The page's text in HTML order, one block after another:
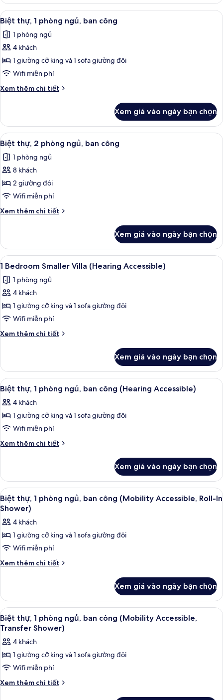
công
thự,
2
phòng
ngủ,
ban
Xem
tất
cả
ảnh
Biệt
thự,
1
phòng
ban
công
TV màn hình phẳng, đầu đĩa DVD,
7
Biệt thự, 1 phòng ngủ, ban công
1 phòng ngủ
4 khách
1 giường cỡ king và 1 sofa giường đôi
Wifi miễn phí
Xem thêm chi tiết
Chi
Biệt
thự,
1
phòng
ngủ,
ban
Xem giá vào ngày bạn chọn
Xem
tất
cả
ảnh
Biệt
thự,
2
phòng
ban
công
TV màn hình phẳng, đầu đĩa DVD,
5
Biệt thự, 2 phòng ngủ, ban công
1 phòng ngủ
8 khách
2 giường đôi
Wifi miễn phí
Xem thêm chi tiết
Chi
Biệt
thự,
2
ngủ,
ban
Xem giá vào ngày bạn chọn
Xem
tất
cả
ảnh
1
Bedroom
Smaller
Villa
Accessible)
TV màn hình phẳng, đầu đĩa DVD,
5
1 Bedroom Smaller Villa (Hearing Accessible)
1 phòng ngủ
4 khách
1 giường cỡ king và 1 sofa giường đôi
Wifi miễn phí
Xem thêm chi tiết
Chi
1
Bedroom
Smaller
Villa
(Hearing
Accessible)
Xem giá vào ngày bạn chọn
Xem
tất
cả
ảnh
Biệt
thự,
ngủ,
ban
công
(Hearing
Accessible)
TV màn hình phẳng, đầu đĩa DVD,
9
Biệt thự, 1 phòng ngủ, ban công (Hearing Accessible)
4 khách
1 giường cỡ king và 1 sofa giường đôi
Wifi miễn phí
Xem thêm chi tiết
Chi
Biệt
thự,
1
phòng
ban
công
(Hearing
Accessible)
Xem giá vào ngày bạn chọn
Xem
tất
ảnh
Biệt
thự,
1
ban
công
(Mobility
Accessible,
Roll-
In
Shower)
TV màn hình phẳng, đầu đĩa DVD,
7
Biệt thự, 1 phòng ngủ, ban công (Mobility Accessible, Roll-In
Shower)
4 khách
1 giường cỡ king và 1 sofa giường đôi
Wifi miễn phí
Xem thêm chi tiết
Chi
Biệt
thự,
1
phòng
ban
công
(Mobility
Accessible,
Roll-
In
Xem giá vào ngày bạn chọn
Xem
tất
ảnh
Biệt
thự,
1
TV màn hình phẳng, đầu đĩa DVD,
8
Biệt thự, 1 phòng ngủ, ban công (Mobility Accessible,
Transfer Shower)
4 khách
1 giường cỡ king và 1 sofa giường đôi
Wifi miễn phí
Xem thêm chi tiết
Chi